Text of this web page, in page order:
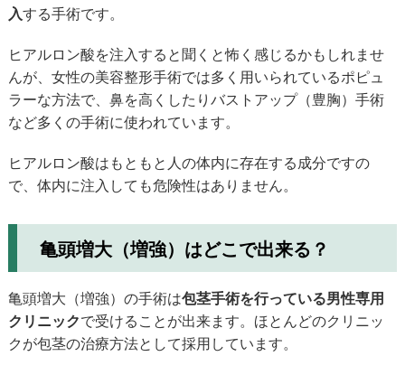
入する手術です。
ヒアルロン酸を注入すると聞くと怖く感じるかもしれませ
んが、女性の美容整形手術では多く用いられているポピュ
ラーな方法で、鼻を高くしたりバストアップ（豊胸）手術
など多くの手術に使われています。
ヒアルロン酸はもともと人の体内に存在する成分ですの
で、体内に注入しても危険性はありません。
亀頭増大（増強）はどこで出来る？
亀頭増大（増強）の手術は包茎手術を行っている男性専用
クリニックで受けることが出来ます。ほとんどのクリニッ
クが包茎の治療方法として採用しています。